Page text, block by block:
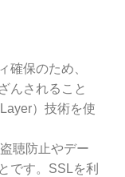
確保のため、
んされること
）技術を使
聴防止やデー
です。SSLを利